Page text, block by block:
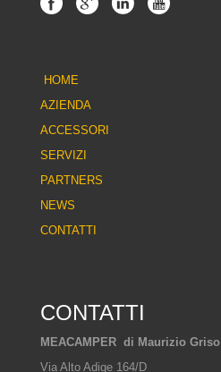
HOME
AZIENDA
ACCESSORI
SERVIZI
PARTNERS
NEWS
CONTATTI
CONTATTI
MEACAMPER di Maurizio Griso
Via Alto Adige 164/D